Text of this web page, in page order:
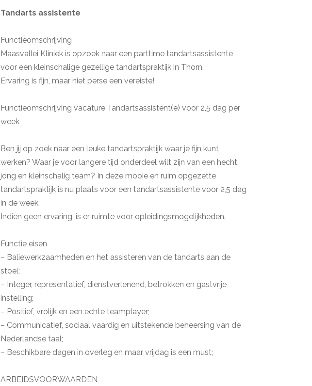
Tandarts assistente
Functieomschrijving
Maasvallei Kliniek is opzoek naar een parttime tandartsassistente
voor een kleinschalige gezellige tandartspraktijk in Thorn.
Ervaring is fijn, maar niet perse een vereiste!
Functieomschrijving vacature Tandartsassistent(e) voor 2,5 dag per
week
Ben jij op zoek naar een leuke tandartspraktijk waar je fijn kunt
werken? Waar je voor langere tijd onderdeel wilt zijn van een hecht,
jong en kleinschalig team? In deze mooie en ruim opgezette
tandartspraktijk is nu plaats voor een tandartsassistente voor 2,5 dag
in de week.
Indien geen ervaring, is er ruimte voor opleidingsmogelijkheden.
Functie eisen
– Baliewerkzaamheden en het assisteren van de tandarts aan de
stoel;
– Integer, representatief, dienstverlenend, betrokken en gastvrije
instelling;
– Positief, vrolijk en een echte teamplayer;
– Communicatief, sociaal vaardig en uitstekende beheersing van de
Nederlandse taal;
– Beschikbare dagen in overleg en maar vrijdag is een must;
ARBEIDSVOORWAARDEN